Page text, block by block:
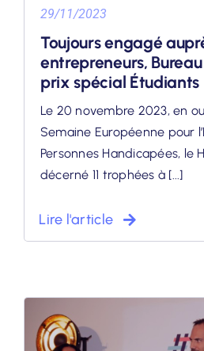
29/11/2023
Toujours engagé
entrepreneurs,
prix spécial Étudiants
Le 20 novembre 2023, en
Semaine Européenne pour
Personnes Handicapées, le
décerné 11 trophées à [...]
Lire l'article